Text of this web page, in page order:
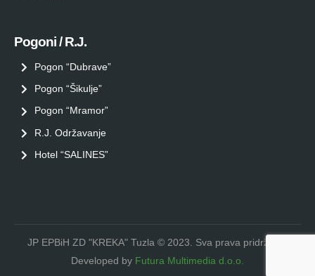
Pogoni / R.J.
Pogon “Dubrave”
Pogon “Šikulje”
Pogon “Mramor”
R.J. Održavanje
Hotel “SALINES”
JP EPBiH ZD "KREKA" Tuzla © 2023. Sva prava pridržana.
Developed by Futura Multimedia d.o.o.